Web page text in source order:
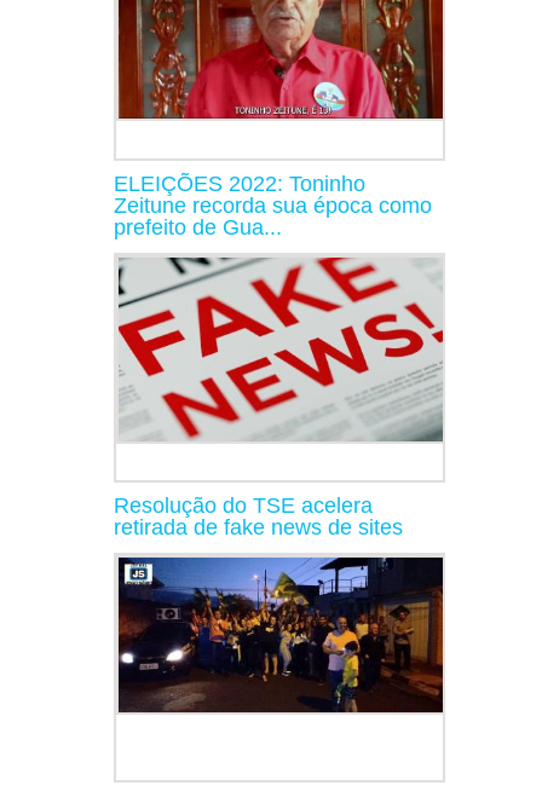
ELEIÇÕES 2022: Toninho
Zeitune recorda sua época como
prefeito de Gua...
Resolução do TSE acelera
retirada de fake news de sites